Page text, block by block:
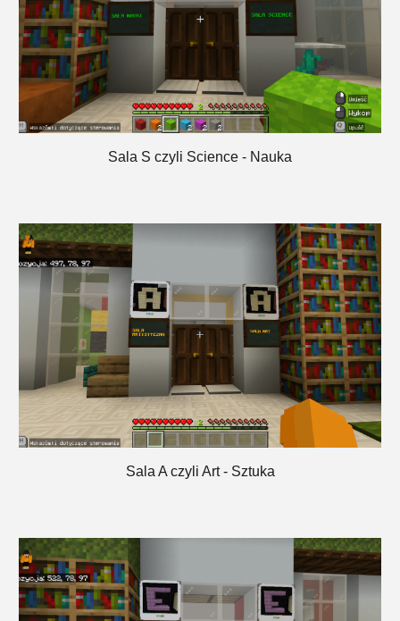
Sala S czyli Science - Nauka
Sala Aczyli Art- Sztuka